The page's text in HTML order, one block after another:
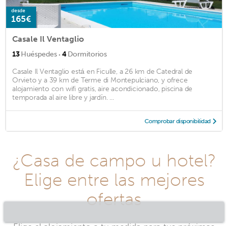
desde
165€
Casale Il Ventaglio
13Huéspedes · 4Dormitorios
Casale Il Ventaglio está en Ficulle, a 26 km de Catedral de
Orvieto y a 39 km de Terme di Montepulciano, y ofrece
alojamiento con wifi gratis, aire acondicionado, piscina de
temporada al aire libre y jardín. ...
Comprobar disponibilidad
¿Casa de campo u hotel?
Elige entre las mejores
ofertas